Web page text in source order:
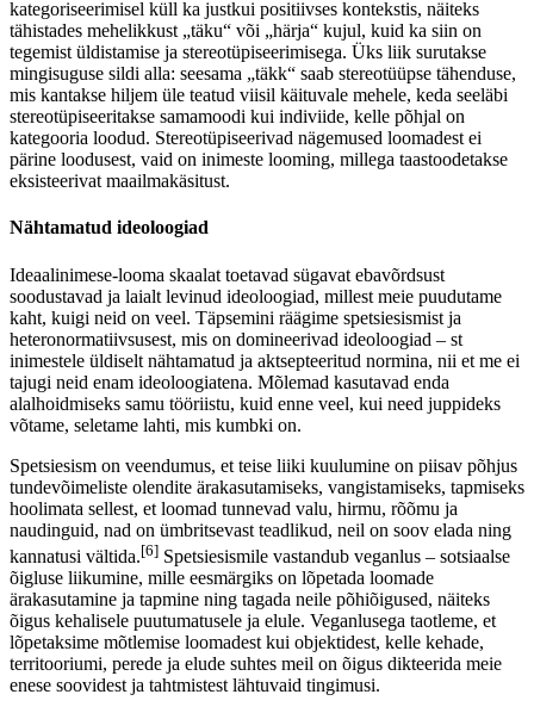
kategoriseerimisel küll ka justkui positiivses kontekstis, näiteks
tähistades mehelikkust „täku“ või „härja“ kujul, kuid ka siin on
tegemist üldistamise ja stereotüpiseerimisega. Üks liik surutakse
mingisuguse sildi alla: seesama „täkk“ saab stereotüüpse tähenduse,
mis kantakse hiljem üle teatud viisil käituvale mehele, keda seeläbi
stereotüpiseeritakse samamoodi kui indiviide, kelle põhjal on
kategooria loodud. Stereotüpiseerivad nägemused loomadest ei
pärine loodusest, vaid on inimeste looming, millega taastoodetakse
eksisteerivat maailmakäsitust.
Nähtamatud ideoloogiad
Ideaalinimese-looma skaalat toetavad sügavat ebavõrdsust
soodustavad ja laialt levinud ideoloogiad, millest meie puudutame
kaht, kuigi neid on veel. Täpsemini räägime spetsiesismist ja
heteronormatiivsusest, mis on domineerivad ideoloogiad – st
inimestele üldiselt nähtamatud ja aktsepteeritud normina, nii et me ei
tajugi neid enam ideoloogiatena. Mõlemad kasutavad enda
alalhoidmiseks samu tööriistu, kuid enne veel, kui need juppideks
võtame, seletame lahti, mis kumbki on.
Spetsiesism on veendumus, et teise liiki kuulumine on piisav põhjus
tundevõimeliste olendite ärakasutamiseks, vangistamiseks, tapmiseks
hoolimata sellest, et loomad tunnevad valu, hirmu, rõõmu ja
naudinguid, nad on ümbritsevast teadlikud, neil on soov elada ning
kannatusi vältida.[6] Spetsiesismile vastandub veganlus – sotsiaalse
õigluse liikumine, mille eesmärgiks on lõpetada loomade
ärakasutamine ja tapmine ning tagada neile põhiõigused, näiteks
õigus kehalisele puutumatusele ja elule. Veganlusega taotleme, et
lõpetaksime mõtlemise loomadest kui objektidest, kelle kehade,
territooriumi, perede ja elude suhtes meil on õigus dikteerida meie
enese soovidest ja tahtmistest lähtuvaid tingimusi.